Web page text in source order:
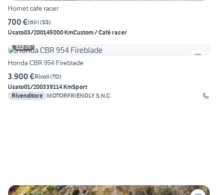
Hornet cafe racer
700 €Ittiri(SS)
Usato03/200145000 KmCustom / Café racer
26
Honda CBR 954 Fireblade
3.900 €Rivoli(TO)
Usato01/200339114 KmSport
Rivenditore MOTORFRIENDLY S.N.C.